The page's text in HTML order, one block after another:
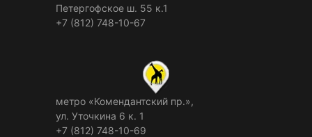
Петергофское ш. 55 к.1
+7 (812) 748-10-67
метро «Комендантский пр.»,
ул. Уточкина 6 к. 1
+7 (812) 748-10-69